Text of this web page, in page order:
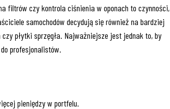
filtrów czy kontrola ciśnienia w oponach to czynności,
samochodów decydują się również na bardziej
płytki sprzęgła. Najważniejsze jest jednak to, by
profesjonalistów.
pieniędzy w portfelu.